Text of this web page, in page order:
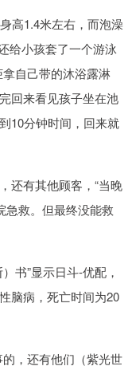
高1.4米左右，而泡澡
给小孩套了一个游泳
自己带的沐浴露淋
回来看见孩子坐在池
10分钟时间，回来就
还有其他顾客，“当晚
急救。但最终没能救
书”显示日斗-优配，
脑病，死亡时间为20
，还有他们（紫光世